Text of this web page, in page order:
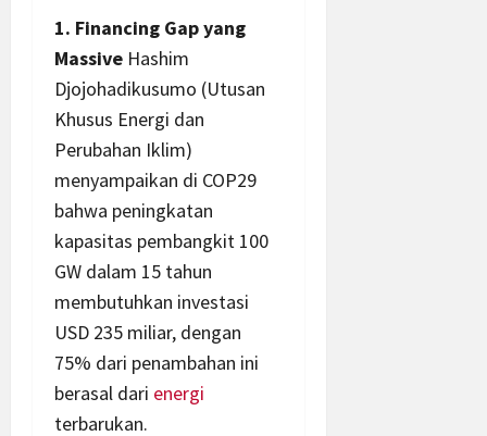
1. Financing Gap yang
Massive Hashim
Djojohadikusumo (Utusan
Khusus Energi dan
Perubahan Iklim)
menyampaikan di COP29
bahwa peningkatan
kapasitas pembangkit 100
GW dalam 15 tahun
membutuhkan investasi
USD 235 miliar, dengan
75% dari penambahan ini
berasal dari energi
terbarukan.